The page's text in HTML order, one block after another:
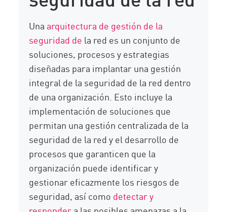
Una arquitectura de gestión de la
seguridad de la red es un conjunto de
soluciones, procesos y estrategias
diseñadas para implantar una gestión
integral de la seguridad de la red dentro
de una organización. Esto incluye la
implementación de soluciones que
permitan una gestión centralizada de la
seguridad de la red y el desarrollo de
procesos que garanticen que la
organización puede identificar y
gestionar eficazmente los riesgos de
seguridad, así como detectar y